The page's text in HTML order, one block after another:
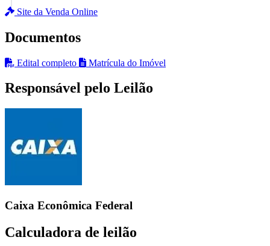
Site da Venda Online
Documentos
Edital completo Matrícula do Imóvel
Responsável pelo Leilão
Caixa Econômica Federal
Calculadora de leilão